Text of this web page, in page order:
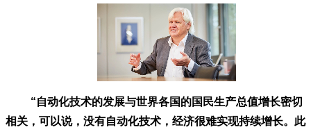
“自动化技术的发展与世界各国的国民生产总值增长密切
相关，可以说，没有自动化技术，经济很难实现持续增长。此